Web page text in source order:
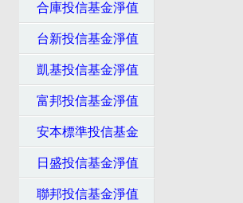
合庫投信基金淨值
台新投信基金淨值
凱基投信基金淨值
富邦投信基金淨值
安本標準投信基金
日盛投信基金淨值
聯邦投信基金淨值